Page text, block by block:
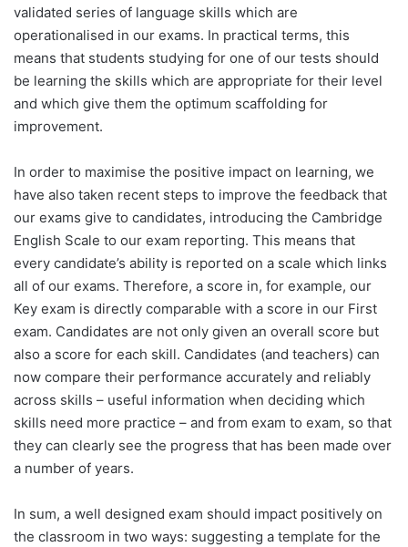
validated series of language skills which are
operationalised in our exams. In practical terms, this
means that students studying for one of our tests should
be learning the skills which are appropriate for their level
and which give them the optimum scaffolding for
improvement.
In order to maximise the positive impact on learning, we
have also taken recent steps to improve the feedback that
our exams give to candidates, introducing the Cambridge
English Scale to our exam reporting. This means that
every candidate’s ability is reported on a scale which links
all of our exams. Therefore, a score in, for example, our
Key exam is directly comparable with a score in our First
exam. Candidates are not only given an overall score but
also a score for each skill. Candidates (and teachers) can
now compare their performance accurately and reliably
across skills – useful information when deciding which
skills need more practice – and from exam to exam, so that
they can clearly see the progress that has been made over
a number of years.
In sum, a well designed exam should impact positively on
the classroom in two ways: suggesting a template for the